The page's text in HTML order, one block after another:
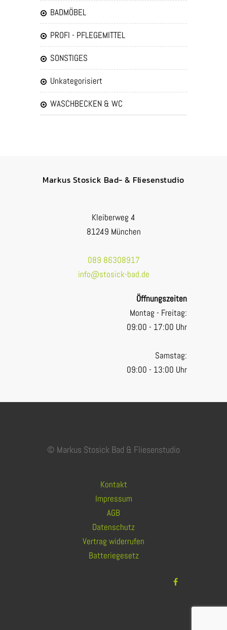
BADMÖBEL
PROFI - PFLEGEMITTEL
SONSTIGES
Unkategorisiert
WASCHBECKEN & WC
Markus Stosick Bad- & Fliesenstudio
Kleiberweg 4
81249 München
089 86308917
info@stosick-bad.de
Öffnungszeiten
Montag - Freitag:
09:00 - 17:00 Uhr
Samstag:
09:00 - 13:00 Uhr
© Markus Stosick Bad & Fliesenstudio
Kontakt
Impressum
AGB
Datenschutz
Vertrag widerrufen
Batteriegesetz